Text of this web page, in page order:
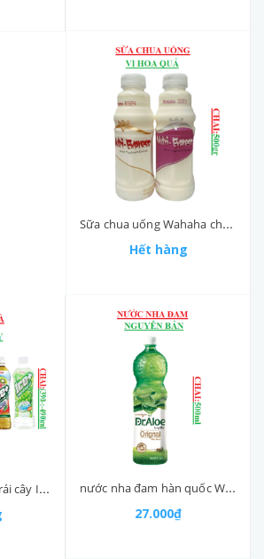
Sữa chua uống Wahaha chai 500gr
Hết hàng
Nước tinh khiết vị trái cây ICE+ Kirin chai (390-:-490)ml nước nha đam hàn quốc Woongjin dr.aloe chai 500ml
27.000₫